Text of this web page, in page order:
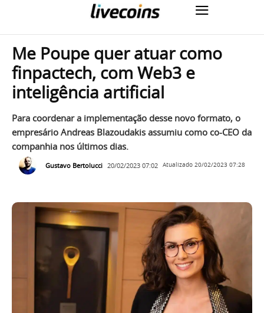
Me Poupe quer atuar como
finpactech, com Web3 e
inteligência artificial
Para coordenar a implementação desse novo formato, o
empresário Andreas Blazoudakis assumiu como co-CEO da
companhia nos últimos dias.
Gustavo Bertolucci 20/02/2023 07:02 Atualizado 20/02/2023 07:28